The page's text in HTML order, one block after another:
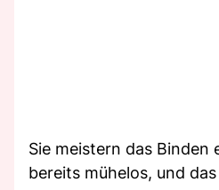
Sie meistern das Binden
bereits mühelos, und